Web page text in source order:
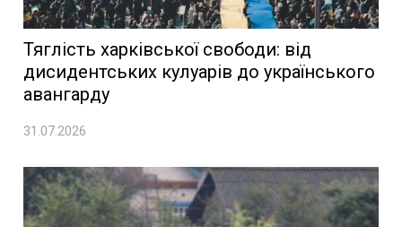
Тяглість харківської свободи: від
дисидентських кулуарів до українського
авангарду
31.07.2026